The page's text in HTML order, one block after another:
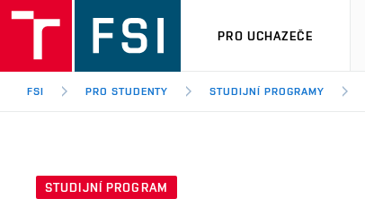
PRO UCHAZEČE
FSI PRO STUDENTY STUDIJNÍ PROGRAMY
STUDIJNÍ PROGRAM